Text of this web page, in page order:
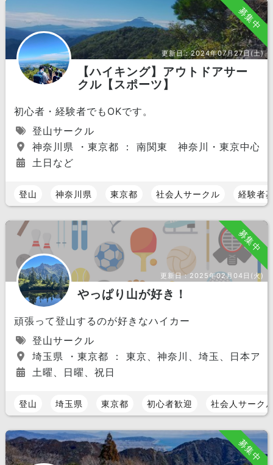
募集中
更新日：2024年07月27日(土)
【ハイキング】アウトドアサー
クル【スポーツ】
初心者・経験者でもOKです。
登山サークル
神奈川県 ・東京都 ： 南関東 神奈川・東京中心
土日など
登山 神奈川県 東京都 社会人サークル 経験者
募集中
更新日：2025年02月04日(火)
やっぱり山が好き！
頑張って登山するのが好きなハイカー
登山サークル
埼玉県 ・東京都 ： 東京、神奈川、埼玉、日本ア
土曜、日曜、祝日
登山 埼玉県 東京都 初心者歓迎 社会人サーク
募集中